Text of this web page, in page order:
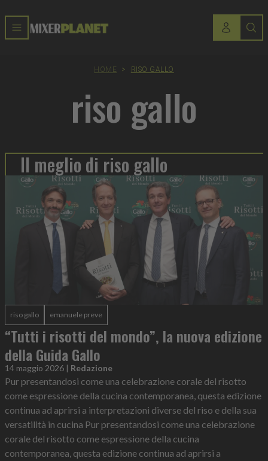
HOME > RISO GALLO
riso gallo
Il meglio di riso gallo
riso gallo emanuele preve
“Tutti i risotti del mondo”, la nuova edizione
della Guida Gallo
14 maggio 2026 | Redazione
Pur presentandosi come una celebrazione corale del risotto
come espressione della cucina contemporanea, questa edizione
continua ad aprirsi a interpretazioni diverse del riso e della sua
versatilità in cucina Pur presentandosi come una celebrazione
corale del risotto come espressione della cucina
contemporanea, questa edizione continua ad aprirsi a